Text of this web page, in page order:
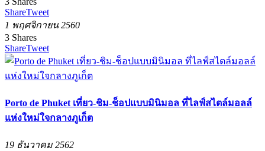
ShareTweet
1 พฤศจิกายน 2560
3 Shares
ShareTweet
Porto de Phuket เที่ยว-ชิม-ช็อปแบบมินิมอล ที่ไลฟ์สไตล์มอลล์
แห่งใหม่ใจกลางภูเก็ต
19 ธันวาคม 2562